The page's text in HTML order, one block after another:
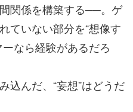
関係を構築する──。ゲ
ていない部分を“想像す
なら経験があるだろ
込んだ、“妄想”はどうだ